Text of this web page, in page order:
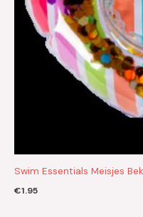
Swim Essentials Meisjes
€1.95